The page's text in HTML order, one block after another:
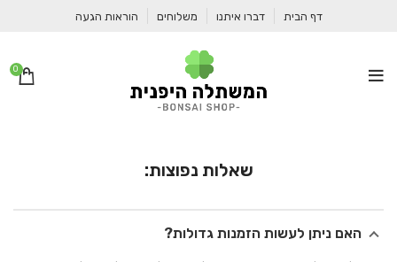
דף הבית דברו איתנו משלוחים הוראות הגעה
0
שאלות נפוצות:
האם ניתן לעשות הזמנות גדולות?